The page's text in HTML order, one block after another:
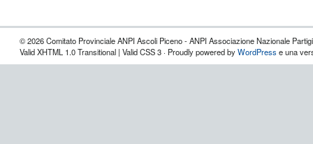
© 2026 Comitato Provinciale ANPI Ascoli Piceno - ANPI Associazione Nazionale
Valid XHTML 1.0 Transitional | Valid CSS 3 · Proudly powered byWordPress e una